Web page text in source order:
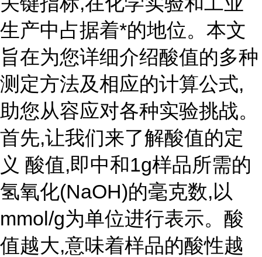
生产中占据着*的地位。本文
旨在为您详细介绍酸值的多种
测定方法及相应的计算公式,
助您从容应对各种实验挑战。
首先,让我们来了解酸值的定
义 酸值,即中和1g样品所需的
氢氧化(NaOH)的毫克数,以
mmol/g为单位进行表示。酸
值越大,意味着样品的酸性越